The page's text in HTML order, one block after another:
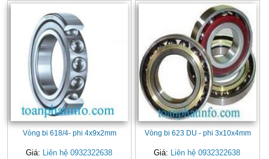
Vòng bi 618/4- phi 4x9x2mm
Giá: Liên hệ 0932322638
Vòng bi 623 DU - phi 3x10x4mm
Giá: Liên hệ 0932322638